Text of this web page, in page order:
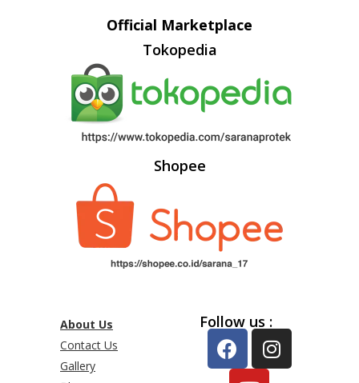
Official Marketplace
Tokopedia
Shopee
About Us
Contact Us
Gallery
Follow us :